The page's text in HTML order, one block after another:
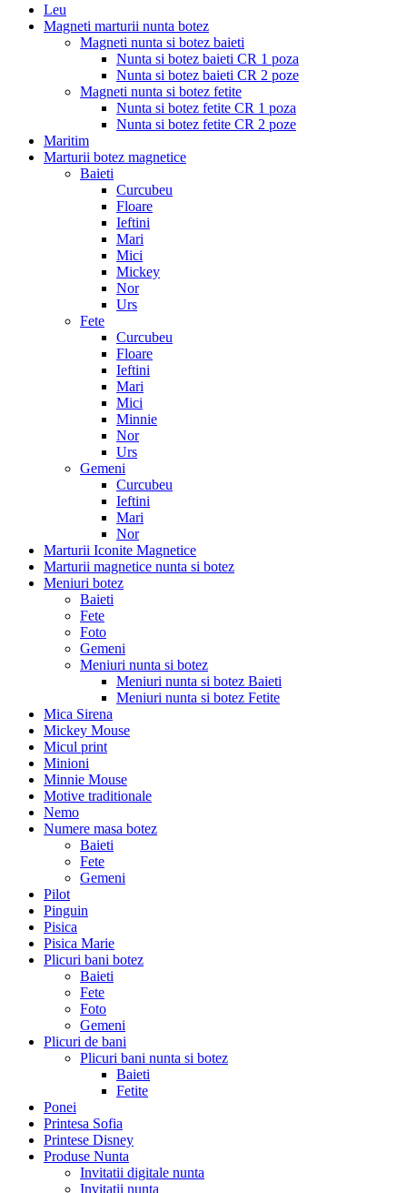
Leu
Magneti marturii nunta botez
Magneti nunta si botez baieti
Nunta si botez baieti CR 1 poza
Nunta si botez baieti CR 2 poze
Magneti nunta si botez fetite
Nunta si botez fetite CR 1 poza
Nunta si botez fetite CR 2 poze
Maritim
Marturii botez magnetice
Baieti
Curcubeu
Floare
Ieftini
Mari
Mici
Mickey
Nor
Urs
Fete
Curcubeu
Floare
Ieftini
Mari
Mici
Minnie
Nor
Urs
Gemeni
Curcubeu
Ieftini
Mari
Nor
Marturii Iconite Magnetice
Marturii magnetice nunta si botez
Meniuri botez
Baieti
Fete
Foto
Gemeni
Meniuri nunta si botez
Meniuri nunta si botez Baieti
Meniuri nunta si botez Fetite
Mica Sirena
Mickey Mouse
Micul print
Minioni
Minnie Mouse
Motive traditionale
Nemo
Numere masa botez
Baieti
Fete
Gemeni
Pilot
Pinguin
Pisica
Pisica Marie
Plicuri bani botez
Baieti
Fete
Foto
Gemeni
Plicuri de bani
Plicuri bani nunta si botez
Baieti
Fetite
Ponei
Printesa Sofia
Printese Disney
Produse Nunta
Invitatii digitale nunta
Invitatii nunta